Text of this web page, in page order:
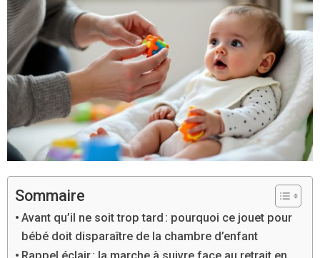
Sommaire
Avant qu’il ne soit trop tard : pourquoi ce jouet pour
bébé doit disparaître de la chambre d’enfant